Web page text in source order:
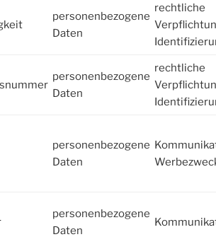
personenbezogene
Daten
rechtliche
personenbezogene
Daten
rechtliche
personenbezogene
Daten
personenbezogene
Daten